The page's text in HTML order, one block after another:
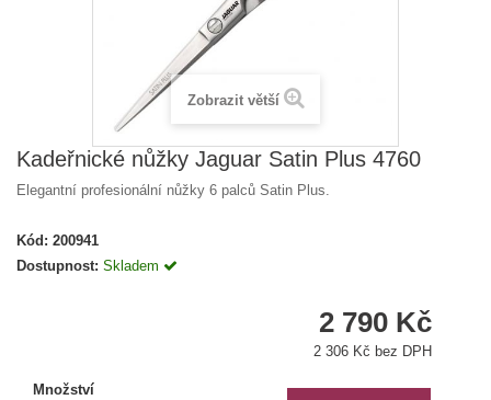
Zobrazit větší
Kadeřnické nůžky Jaguar Satin Plus 4760
Elegantní profesionální nůžky 6 palců Satin Plus.
Kód: 200941
Dostupnost: Skladem
2 790 Kč
2 306 Kč bez DPH
Množství